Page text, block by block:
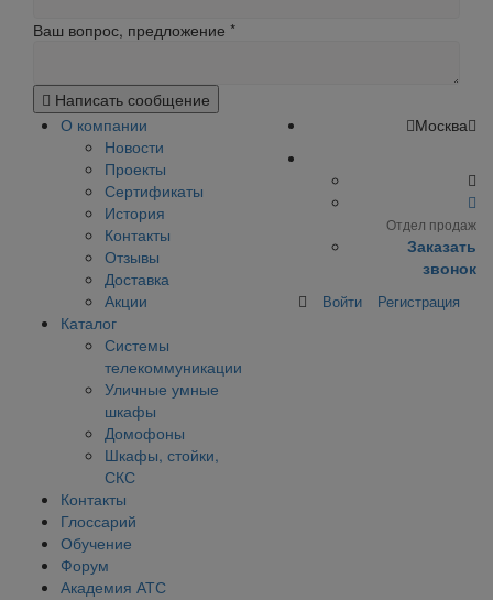
Ваш вопрос, предложение *
Написать сообщение
О компании
Новости
Проекты
Сертификаты
История
Контакты
Отзывы
Доставка
Акции
Каталог
Системы
телекоммуникации
Уличные умные
шкафы
Домофоны
Шкафы, стойки,
СКС
Контакты
Глоссарий
Обучение
Форум
Академия АТС
Москва
Отдел продаж
Заказать
звонок
Войти Регистрация